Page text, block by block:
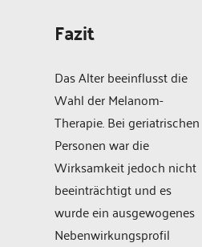
Fazit
Das Alter beeinflusst die
Wahl der Melanom-
Therapie. Bei geriatrischen
Personen war die
Wirksamkeit jedoch nicht
beeinträchtigt und es
wurde ein ausgewogenes
Nebenwirkungsprofil